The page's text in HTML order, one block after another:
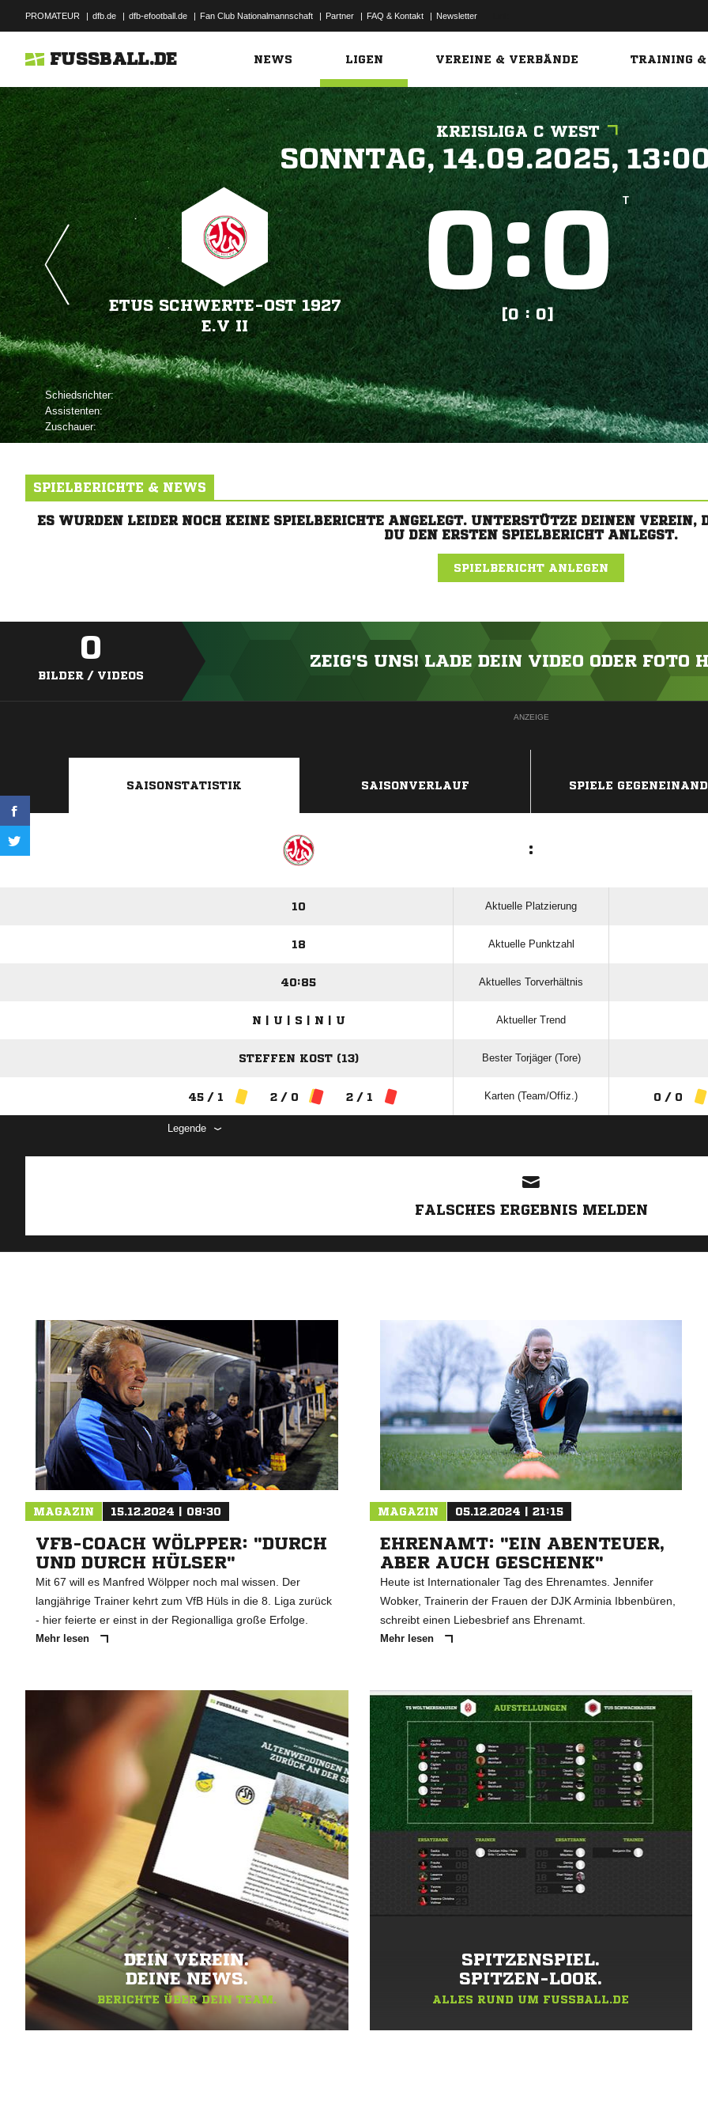
PROMATEUR | dfb.de | dfb-efootball.de | Fan Club Nationalmannschaft | Partner | FAQ & Kontakt | Newsletter
FUSSBALL.DE NEWS LIGEN VEREINE & VERBÄNDE TRAINING &
KREISLIGA C WEST
 
ETUS SCHWERTE-OST 1927
E.V II
: T
[0 : 0]
Schiedsrichter:
Assistenten:
Zuschauer:
SPIELBERICHTE & NEWS
ES WURDEN LEIDER NOCH KEINE SPIELBERICHTE ANGELEGT. UNTERSTÜTZE DEINEN
DU DEN ERSTEN SPIELBERICHT ANLEGST.
SPIELBERICHT ANLEGEN
0
BILDER / VIDEOS
ZEIG'S UNS! LADE DEIN VIDEO ODER FOTO
ANZEIGE
SAISONSTATISTIK SAISONVERLAUF SPIELE
:
10 Aktuelle Platzierung
18 Aktuelle Punktzahl
40:85 Aktuelles Torverhältnis
N | U | S | N | U Aktueller Trend
STEFFEN KOST (13) Bester Torjäger (Tore)
45 / 1 2 / 0 2 / 1 Karten (Team/Offiz.) 0 / 0
Legende
FALSCHES ERGEBNIS MELDEN
MAGAZIN 15.12.2024 | 08:30
VFB-COACH WÖLPPER: "DURCH
UND DURCH HÜLSER"
Mit 67 will es Manfred Wölpper noch mal wissen. Der
langjährige Trainer kehrt zum VfB Hüls in die 8. Liga zurück
- hier feierte er einst in der Regionalliga große Erfolge.
Mehr lesen
MAGAZIN 05.12.2024 | 21:15
EHRENAMT: "EIN ABENTEUER,
ABER AUCH GESCHENK"
Heute ist Internationaler Tag des Ehrenamtes. Jennifer
Wobker, Trainerin der Frauen der DJK Arminia Ibbenbüren,
schreibt einen Liebesbrief ans Ehrenamt.
Mehr lesen
DEIN VEREIN.
DEINE NEWS.
BERICHTE ÜBER DEIN TEAM.
SPITZENSPIEL.
SPITZEN-LOOK.
ALLES RUND UM FUSSBALL.DE